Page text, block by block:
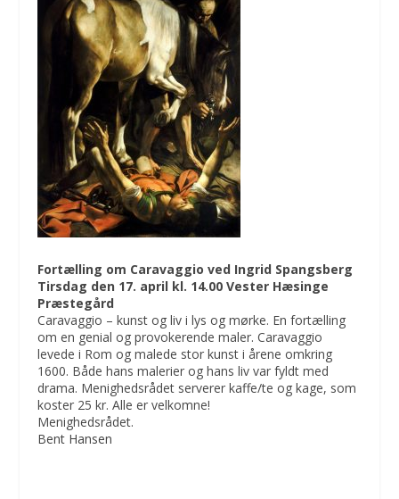
Fortælling om Caravaggio ved Ingrid Spangsberg
Tirsdag den 17. april kl. 14.00 Vester Hæsinge
Præstegård
Caravaggio – kunst og liv i lys og mørke. En fortælling
om en genial og provokerende maler. Caravaggio
levede i Rom og malede stor kunst i årene omkring
1600. Både hans malerier og hans liv var fyldt med
drama. Menighedsrådet serverer kaffe/te og kage, som
koster 25 kr. Alle er velkomne!
Menighedsrådet.
Bent Hansen